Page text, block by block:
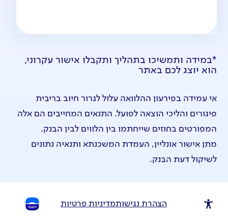
*במידה ותמשיכו בתהליך ותקבלו אישור עקרוני,
הוא יוצג לכם באתר
אי עמידה בפירעון ההלוואה עלול לגרור חיוב בריבית
פיגורים והליכי הוצאה לפועל. התנאים המחייבים הם אלה
המפורטים בחוזים שייחתמו בין הלווים לבין הבנק.
מתן אישור אונליין, העמדת המשכנתא ותנאיה נתונים
לשיקול דעת הבנק.
הצהרת נגישותמדיניות פרטיות